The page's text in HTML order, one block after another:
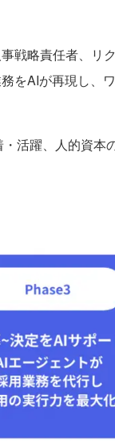
戦略責任者、リ
をAIが再現し、
活躍、人的資本